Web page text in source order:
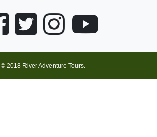
© 2018 River Adventure Tours.